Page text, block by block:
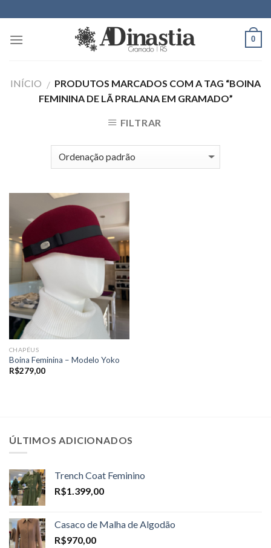
to
content
0
INÍCIO / PRODUTOS MARCADOS COM A TAG “BOINA
FEMININA DE LÃ PRALANA EM GRAMADO”
FILTRAR
CHAPÉUS
Boina Feminina – Modelo Yoko
R$279,00
ÚLTIMOS ADICIONADOS
Trench Coat Feminino
R$1.399,00
Casaco de Malha de Algodão
R$970,00